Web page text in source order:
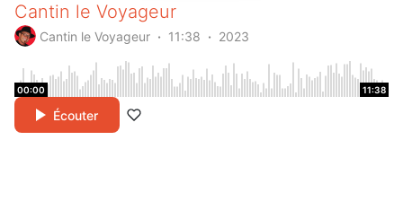
Cantin le Voyageur
Cantin le Voyageur 11:38 2023
00:00 11:38
Écouter